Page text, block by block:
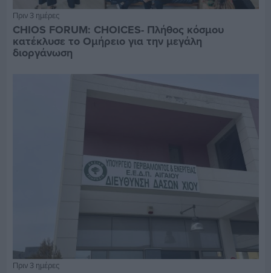
Πριν 3 ημέρες
CHIOS FORUM: CHOICES- Πλήθος κόσμου
κατέκλυσε το Ομήρειο για την μεγάλη
διοργάνωση
Πριν 3 ημέρες